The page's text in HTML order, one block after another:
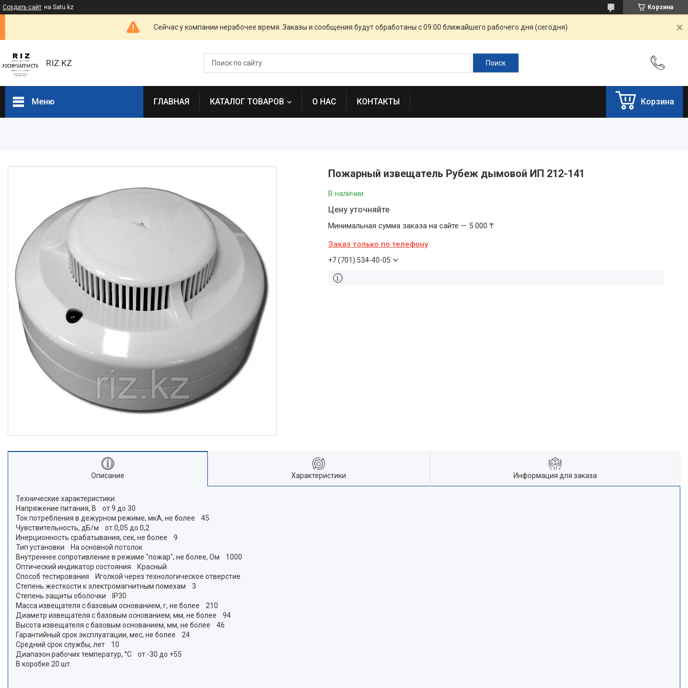
Создать сайт на Satu.kz Корзина
Сейчас у компании нерабочее время. Заказы и сообщения будут обработаны с 09:00 ближайшего рабочего дня (сегодня)
RIZ.KZ
Меню ГЛАВНАЯ КАТАЛОГ ТОВАРОВ О НАС КОНТАКТЫ Корзина
Пожарный извещатель Рубеж дымовой ИП 212-141
В наличии
Цену уточняйте
Минимальная сумма заказа на сайте — 5 000 ₸
Заказ только по телефону
+7 (701) 534-40-05
Описание Характеристики Информация для заказа
Технические характеристики:
Напряжение питания, В от 9 до 30
Ток потребления в дежурном режиме, мкА, не более 45
Чувствительность, дБ/м от 0,05 до 0,2
Инерционность срабатывания, сек, не более 9
Тип установки На основной потолок
Внутреннее сопротивление в режиме "пожар", не более, Ом 1000
Оптический индикатор состояния Красный
Способ тестирования Иголкой через технологическое отверстие
Степень жесткости к электромагнитным помехам 3
Степень защиты оболочки IP30
Масса извещателя с базовым основанием, г, не более 210
Диаметр извещателя с базовым основанием, мм, не более 94
Высота извещателя с базовым основанием, мм, не более 46
Гарантийный срок эксплуатации, мес, не более 24
Средний срок службы, лет 10
Диапазон рабочих температур, °С от -30 до +55
В коробке 20 шт.